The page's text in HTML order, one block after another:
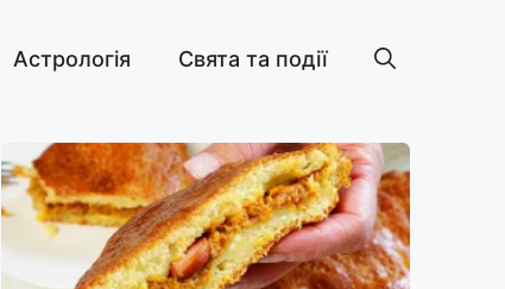
Астрологія Свята та події